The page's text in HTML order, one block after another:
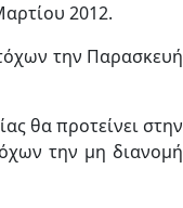
2012.
την Παρασκευή
θα προτείνει στην
την μη διανομή